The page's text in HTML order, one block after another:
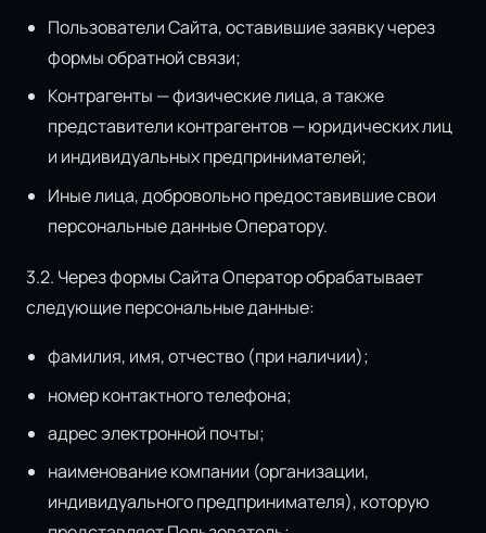
Пользователи Сайта, оставившие заявку через
формы обратной связи;
Контрагенты — физические лица, а также
представители контрагентов — юридических лиц
и индивидуальных предпринимателей;
Иные лица, добровольно предоставившие свои
персональные данные Оператору.
3.2. Через формы Сайта Оператор обрабатывает
следующие персональные данные:
фамилия, имя, отчество (при наличии);
номер контактного телефона;
адрес электронной почты;
наименование компании (организации,
индивидуального предпринимателя), которую